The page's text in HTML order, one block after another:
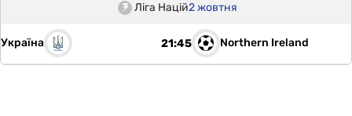
Ліга Націй2 жовтня
Україна 21:45 Northern Ireland